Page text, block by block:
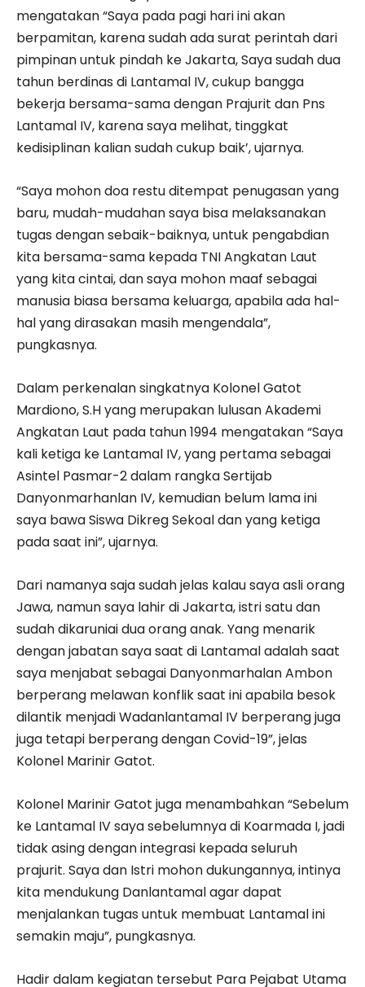
mengatakan “Saya pada pagi hari ini akan
berpamitan, karena sudah ada surat perintah dari
pimpinan untuk pindah ke Jakarta, Saya sudah dua
tahun berdinas di Lantamal IV, cukup bangga
bekerja bersama-sama dengan Prajurit dan Pns
Lantamal IV, karena saya melihat, tinggkat
kedisiplinan kalian sudah cukup baik’, ujarnya.
“Saya mohon doa restu ditempat penugasan yang
baru, mudah-mudahan saya bisa melaksanakan
tugas dengan sebaik-baiknya, untuk pengabdian
kita bersama-sama kepada TNI Angkatan Laut
yang kita cintai, dan saya mohon maaf sebagai
manusia biasa bersama keluarga, apabila ada hal-
hal yang dirasakan masih mengendala”,
pungkasnya.
Dalam perkenalan singkatnya Kolonel Gatot
Mardiono, S.H yang merupakan lulusan Akademi
Angkatan Laut pada tahun 1994 mengatakan “Saya
kali ketiga ke Lantamal IV, yang pertama sebagai
Asintel Pasmar-2 dalam rangka Sertijab
Danyonmarhanlan IV, kemudian belum lama ini
saya bawa Siswa Dikreg Sekoal dan yang ketiga
pada saat ini”, ujarnya.
Dari namanya saja sudah jelas kalau saya asli orang
Jawa, namun saya lahir di Jakarta, istri satu dan
sudah dikaruniai dua orang anak. Yang menarik
dengan jabatan saya saat di Lantamal adalah saat
saya menjabat sebagai Danyonmarhalan Ambon
berperang melawan konflik saat ini apabila besok
dilantik menjadi Wadanlantamal IV berperang juga
juga tetapi berperang dengan Covid-19”, jelas
Kolonel Marinir Gatot.
Kolonel Marinir Gatot juga menambahkan “Sebelum
ke Lantamal IV saya sebelumnya di Koarmada I, jadi
tidak asing dengan integrasi kepada seluruh
prajurit. Saya dan Istri mohon dukungannya, intinya
kita mendukung Danlantamal agar dapat
menjalankan tugas untuk membuat Lantamal ini
semakin maju”, pungkasnya.
Hadir dalam kegiatan tersebut Para Pejabat Utama